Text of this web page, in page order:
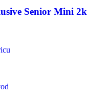
Senior Mini